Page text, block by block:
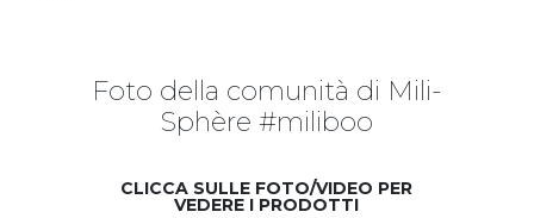
Foto della comunità di Mili-
Sphère #miliboo
CLICCA SULLE FOTO/VIDEO PER
VEDERE I PRODOTTI